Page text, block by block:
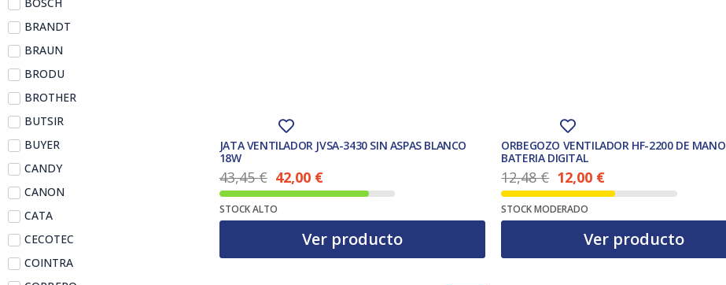
BRANDT
BRAUN
BRODU
BROTHER
BUTSIR
BUYER
CANDY
CANON
CATA
CECOTEC
COINTRA
JATA VENTILADOR JVSA-3430 SIN ASPAS BLANCO
18W
43,45€
El precio original era: 43,45 €.
42,00 €
El precio actual es: 42,00 €.
STOCK ALTO
Ver producto
ORBEGOZO VENTILADOR HF-2200 DE MANO
BATERIA DIGITAL
12,48€
El precio original era: 12,48 €.
12,00 €
El precio actual es: 12,00 €.
STOCK MODERADO
Ver producto